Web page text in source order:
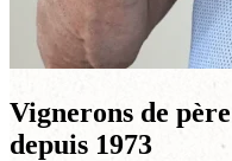
Vignerons de
depuis 1973